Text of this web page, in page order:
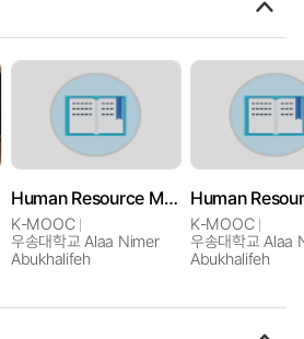
Human Resource Management in the Hospitality industry
K-MOOC
우송대학교 Alaa Nimer
Abukhalifeh
K-MOOC
우송대학교 Alaa
Abukhalifeh